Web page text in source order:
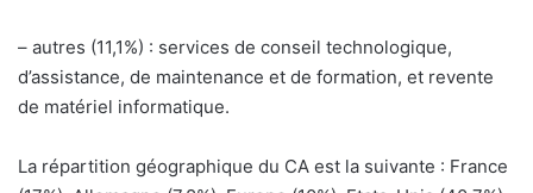
– autres (11,1%) : services de conseil technologique,
d’assistance, de maintenance et de formation, et revente
de matériel informatique.
La répartition géographique du CA est la suivante : France